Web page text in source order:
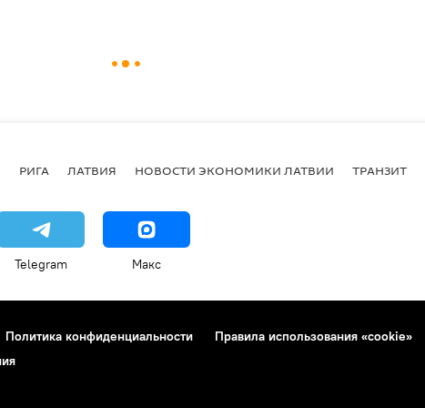
РИГА ЛАТВИЯ НОВОСТИ ЭКОНОМИКИ ЛАТВИИ ТРАНЗИТ
Telegram Макс
Политика конфиденциальности Правила использования «cookie»